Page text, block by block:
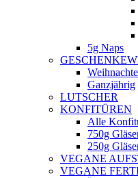
5g Naps
Ganzjährig
LUTSCHER
KONFITÜREN
Alle
750g
250g
VEGANE
VEGANE